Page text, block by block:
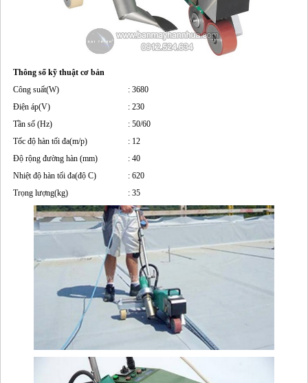
MÁY HÀN BẠT NHỰA QUẢNG CÁO
MÁY HÀN SÀN NHỰA VINYL
Thông số kỹ thuật cơ bản
Công suất(W)
Điện áp(V)
Tần số (Hz)
Tốc độ hàn tối đa(m/p)
Độ rộng đường hàn (mm)
Nhiệt độ hàn tối đa(độ C)
Trọng lượng(kg)
: 3680
: 230
: 50/60
: 12
: 40
: 620
: 35